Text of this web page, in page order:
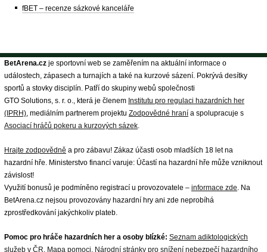
fBET – recenze sázkové kanceláře
BetArena.cz je sportovní web se zaměřením na aktuální informace o
událostech, zápasech a turnajích a také na kurzové sázení. Pokrývá desítky
sportů a stovky disciplín. Patří do skupiny webů společnosti
GTO Solutions, s. r. o., která je členem Institutu pro regulaci hazardních her
(IPRH), mediálním partnerem projektu Zodpovědné hraní a spolupracuje s
Asociací hráčů pokeru a kurzových sázek.
Hrajte zodpovědně a pro zábavu! Zákaz účasti osob mladších 18 let na
hazardní hře. Ministerstvo financí varuje: Účastí na hazardní hře může vzniknout
závislost!
Využití bonusů je podmíněno registrací u provozovatele – informace zde. Na
BetArena.cz nejsou provozovány hazardní hry ani zde neprobíhá
zprostředkování jakýchkoliv plateb.
Pomoc pro hráče hazardních her a osoby blízké: Seznam adiktologických
služeb v ČR, Mapa pomoci, Národní stránky pro snížení nebezpečí hazardního